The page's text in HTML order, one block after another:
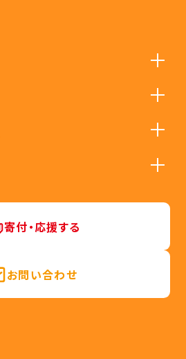
寄付・応援する
お問い合わせ